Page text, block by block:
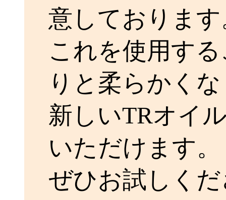
意しておりま
これを使用す
りと柔らかく
新しいTRオイ
いただけます。
ぜひお試しく